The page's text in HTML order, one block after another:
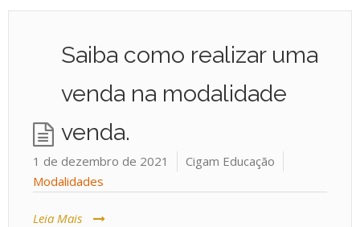
Saiba como realizar uma
venda na modalidade
venda.
1 de dezembro de 2021
Cigam Educação
Modalidades
Leia Mais